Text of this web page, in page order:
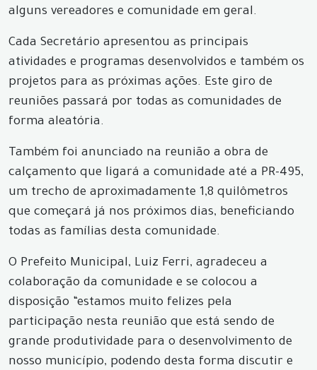
alguns vereadores e comunidade em geral.
Cada Secretário apresentou as principais
atividades e programas desenvolvidos e também os
projetos para as próximas ações. Este giro de
reuniões passará por todas as comunidades de
forma aleatória.
Também foi anunciado na reunião a obra de
calçamento que ligará a comunidade até a PR-495,
um trecho de aproximadamente 1,8 quilômetros
que começará já nos próximos dias, beneficiando
todas as famílias desta comunidade.
O Prefeito Municipal, Luiz Ferri, agradeceu a
colaboração da comunidade e se colocou a
disposição “estamos muito felizes pela
participação nesta reunião que está sendo de
grande produtividade para o desenvolvimento de
nosso município, podendo desta forma discutir e